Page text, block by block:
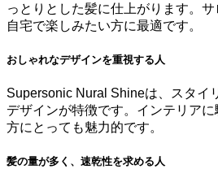
っとりとした髪に仕上がります。
自宅で楽しみたい方に最適です。
おしゃれなデザインを重視する人
Supersonic Nural Shineは、スタイ
デザインが特徴です。インテリア
方にとっても魅力的です。
髪の量が多く、速乾性を求める人